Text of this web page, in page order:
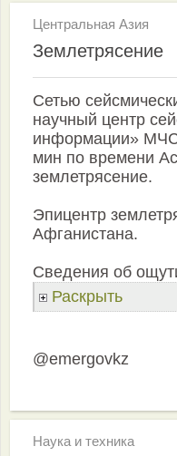
Центральная Азия
Землетрясение
Сетью
научный центр
информации» МЧС
мин по времени
землетрясение.
Эпицентр
Афганистана.
Сведения об
Раскрыть
@emergovkz
Наука и техника